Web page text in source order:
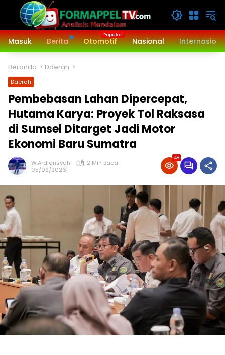
Langsung
konten
Masuk
Berita Otomotif Nasional
Beranda Daerah
Daerah
Pembebasan Lahan Dipercepat,
Hutama Karya: Proyek Tol Raksasa
di Sumsel Ditarget Jadi Motor
Ekonomi Baru Sumatra
W.Ardiansyah
2 Min Baca
05/09/2026
48